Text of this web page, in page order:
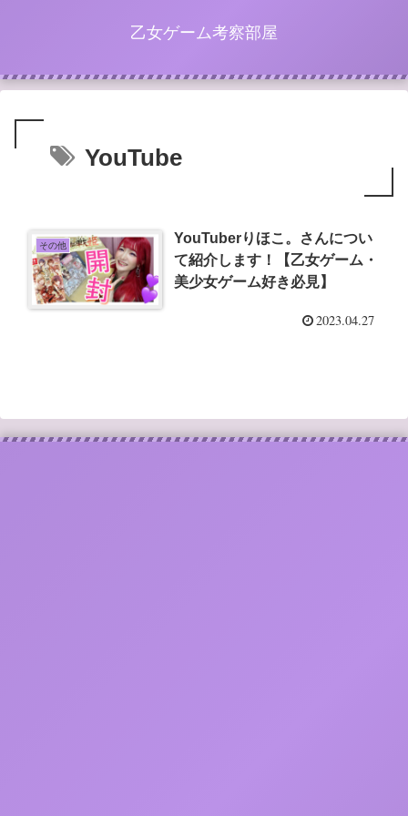
乙女ゲーム考察部屋
YouTube
その他
YouTuberりほこ。さんについ
て紹介します！【乙女ゲーム・
美少女ゲーム好き必見】
2023.04.27